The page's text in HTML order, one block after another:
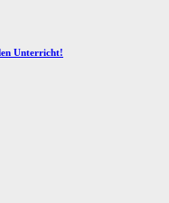
Unterricht!